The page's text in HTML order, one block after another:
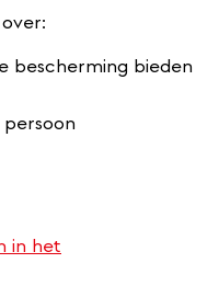
bescherming bieden
in het